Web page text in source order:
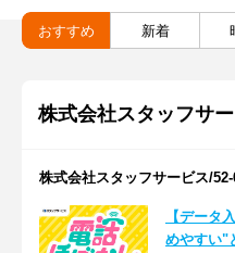
おすすめ 新着
株式会社スタッフサ
株式会社スタッフサービス/
【データ
めやすい"